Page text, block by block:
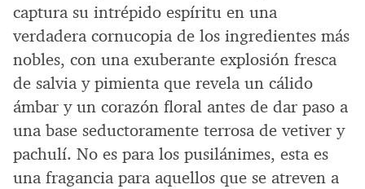
captura su intrépido espíritu en una
verdadera cornucopia de los ingredientes más
nobles, con una exuberante explosión fresca
de salvia y pimienta que revela un cálido
ámbar y un corazón floral antes de dar paso a
una base seductoramente terrosa de vetiver y
pachulí. No es para los pusilánimes, esta es
una fragancia para aquellos que se atreven a